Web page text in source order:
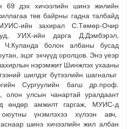
дэх хичээлийн шинэ жилийн
төв байрны гадна талбайд
ийн захирал С.Төмөр-Очир
УИХ-ийн дарга Д.Дэмбэрэл,
болон албаны бусад
эцэг эхчүүд оролцов. Энэ үеэр
нэрэмжит Шинжлэх ухааны
шилдэг бүтээлийн шагналыг
Сургуулийн багш др.проф.
олон улсын чанартай уралдаант
өндөр амжилт гаргаж, МУИС-д
үнэмлэхээ хүлээн авч,
шинэ хичээлийн жил албан